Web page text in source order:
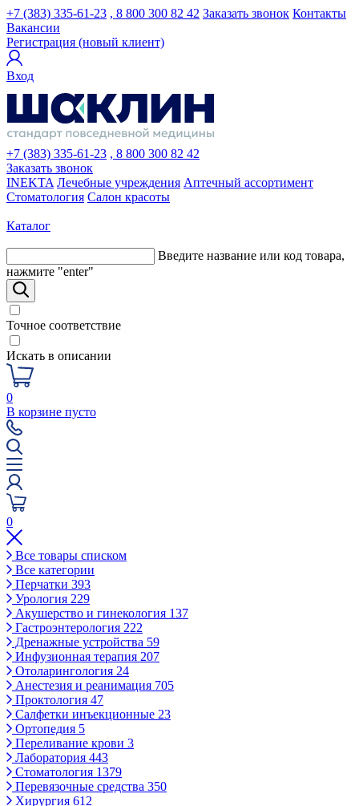
+7 (383) 335-61-23 , 8 800 300 82 42 Заказать звонок Контакты
Вакансии
Регистрация (новый клиент)
Вход
+7 (383) 335-61-23 , 8 800 300 82 42
Заказать звонок
INEKTA Лечебные учреждения Аптечный ассортимент
Стоматология Салон красоты
Каталог
Введите название или код товара,
нажмите "enter"
Точное соответствие
Искать в описании
0
В корзине пусто
0
Все товары списком
Все категории
Перчатки 393
Урология 229
Акушерство и гинекология 137
Гастроэнтерология 222
Дренажные устройства 59
Инфузионная терапия 207
Отоларингология 24
Анестезия и реанимация 705
Проктология 47
Салфетки инъекционные 23
Ортопедия 5
Переливание крови 3
Лаборатория 443
Стоматология 1379
Перевязочные средства 350
Хирургия 612